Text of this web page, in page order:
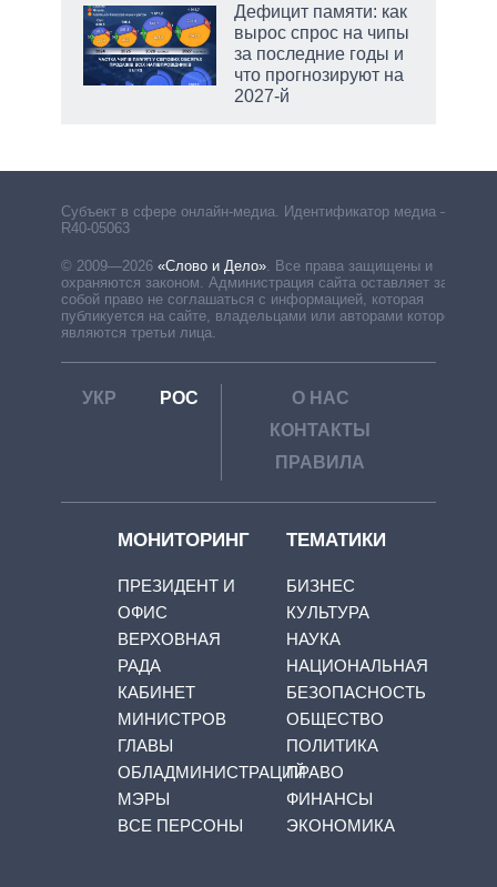
Дефицит памяти: как
вырос спрос на чипы
за последние годы и
что прогнозируют на
2027-й
Субъект в сфере онлайн-медиа. Идентификатор медиа –
R40-05063
© 2009—2026 «Слово и Дело»
Все права защищены и
охраняются законом. Администрация сайта оставляет за
собой право не соглашаться с информацией, которая
публикуется на сайте, владельцами или авторами которой
являются третьи лица.
УКР РОС
О НАС
КОНТАКТЫ
ПРАВИЛА
МОНИТОРИНГ
ПРЕЗИДЕНТ И
ОФИС
ВЕРХОВНАЯ
РАДА
КАБИНЕТ
МИНИСТРОВ
ГЛАВЫ
ОБЛАДМИНИСТРАЦИЙ
МЭРЫ
ВСЕ ПЕРСОНЫ
ТЕМАТИКИ
БИЗНЕС
КУЛЬТУРА
НАУКА
НАЦИОНАЛЬНАЯ
БЕЗОПАСНОСТЬ
ОБЩЕСТВО
ПОЛИТИКА
ПРАВО
ФИНАНСЫ
ЭКОНОМИКА